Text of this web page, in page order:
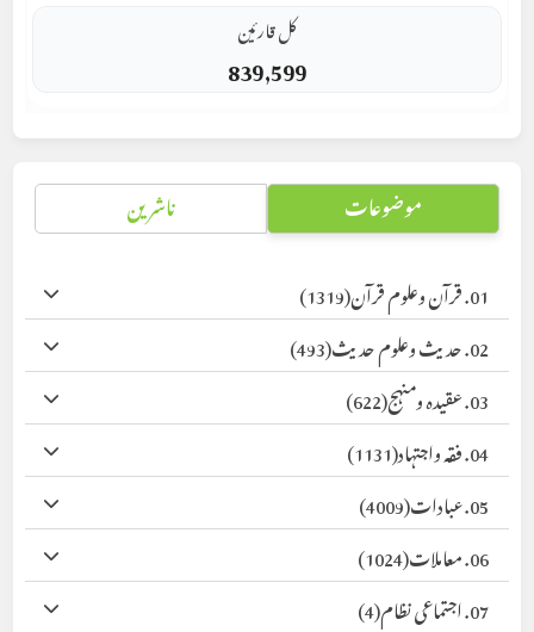
کل قارئین
839,599
موضوعات ناشرین
01. قرآن وعلوم قرآن
(1319)
02. حدیث وعلوم حدیث
(493)
03. عقیدہ ومنہج
(622)
04. فقہ واجتہاد
(1131)
05. عبادات
(4009)
06. معاملات
(1024)
07. اجتماعی نظام
(4)